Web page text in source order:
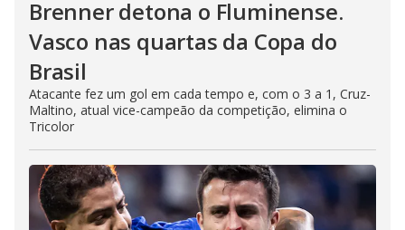
Brenner detona o Fluminense.
Vasco nas quartas da Copa do
Brasil
Atacante fez um gol em cada tempo e, com o 3 a 1, Cruz-
Maltino, atual vice-campeão da competição, elimina o
Tricolor